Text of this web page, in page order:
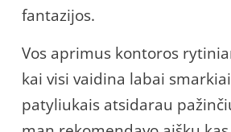
fantazijos.
Vos aprimus kontoros
kai visi vaidina labai
patyliukais atsidarau